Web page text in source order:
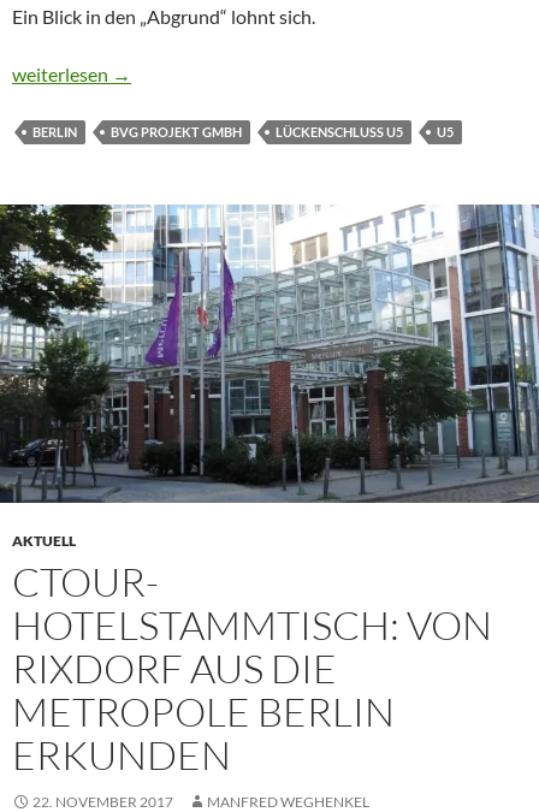
Ein Blick in den „Abgrund“ lohnt sich.
AUS ZEHN WIRD NEUN
weiterlesen →
BERLIN BVG PROJEKT GMBH LÜCKENSCHLUSS U5 U5
AKTUELL
CTOUR-
HOTELSTAMMTISCH: VON
RIXDORF AUS DIE
METROPOLE BERLIN
ERKUNDEN
22. NOVEMBER 2017 MANFRED WEGHENKEL